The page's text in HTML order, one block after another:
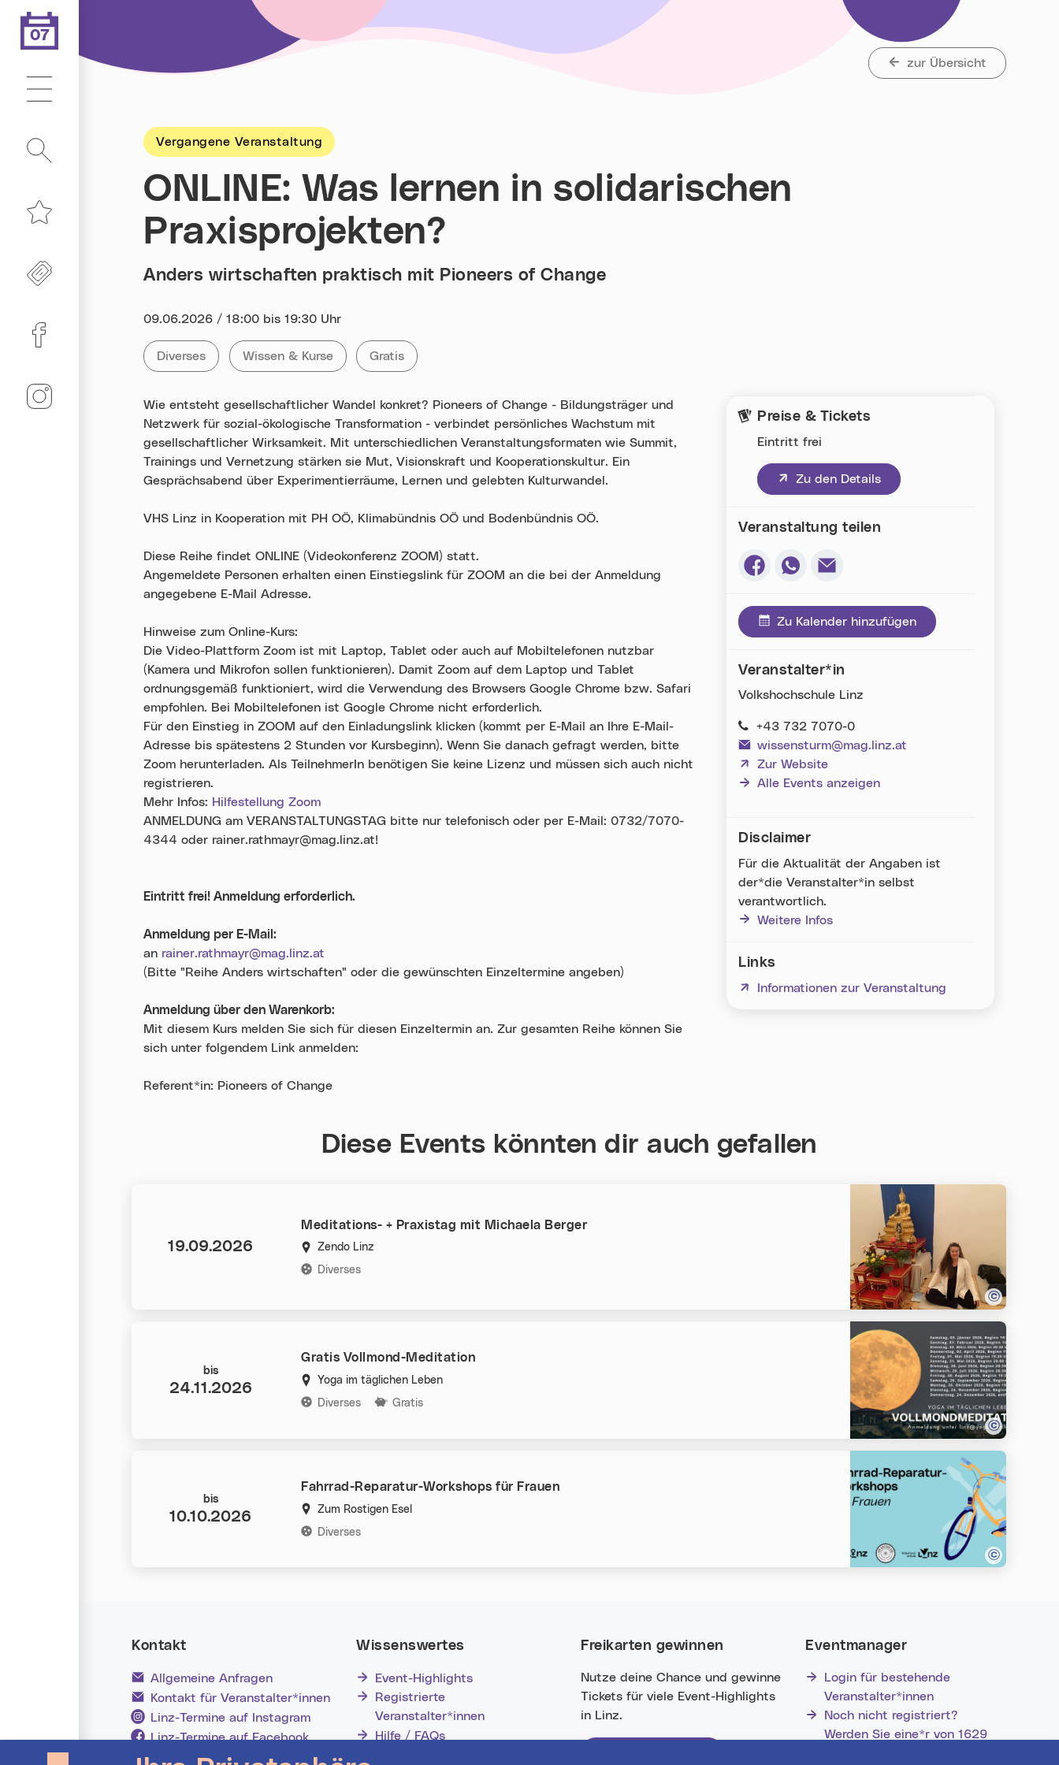
Heute ist der
07
.08.2026 zur Übersicht
Vergangene Veranstaltung
ONLINE: Was lernen in solidarischen
Praxisprojekten?
Anders wirtschaften praktisch mit Pioneers of Change
Datum:
09.06.2026 / 18:00 bis 19:30 Uhr
Kategorie:
Alle Veranstaltungen der Kategorie
Diverses Tag:Alle Veranstaltungen mit dem Tag
Wissen & Kurse Alle Veranstaltungen mit „Gratis„
Gratis
Wie entsteht gesellschaftlicher Wandel konkret? Pioneers of Change - Bildungsträger und
Netzwerk für sozial-ökologische Transformation - verbindet persönliches Wachstum mit
gesellschaftlicher Wirksamkeit. Mit unterschiedlichen Veranstaltungsformaten wie Summit,
Trainings und Vernetzung stärken sie Mut, Visionskraft und Kooperationskultur. Ein
Gesprächsabend über Experimentierräume, Lernen und gelebten Kulturwandel.
VHS Linz in Kooperation mit PH OÖ, Klimabündnis OÖ und Bodenbündnis OÖ.
Diese Reihe findet ONLINE (Videokonferenz ZOOM) statt.
Angemeldete Personen erhalten einen Einstiegslink für ZOOM an die bei der Anmeldung
angegebene E-Mail Adresse.
Hinweise zum Online-Kurs:
Die Video-Plattform Zoom ist mit Laptop, Tablet oder auch auf Mobiltelefonen nutzbar
(Kamera und Mikrofon sollen funktionieren). Damit Zoom auf dem Laptop und Tablet
ordnungsgemäß funktioniert, wird die Verwendung des Browsers Google Chrome bzw. Safari
empfohlen. Bei Mobiltelefonen ist Google Chrome nicht erforderlich.
Für den Einstieg in ZOOM auf den Einladungslink klicken (kommt per E-Mail an Ihre E-Mail-
Adresse bis spätestens 2 Stunden vor Kursbeginn). Wenn Sie danach gefragt werden, bitte
Zoom herunterladen. Als TeilnehmerIn benötigen Sie keine Lizenz und müssen sich auch nicht
registrieren.
Mehr Infos: Hilfestellung Zoom
ANMELDUNG am VERANSTALTUNGSTAG bitte nur telefonisch oder per E-Mail: 0732/7070-
4344 oder rainer.rathmayr@mag.linz.at!
Eintritt frei! Anmeldung erforderlich.
Anmeldung per E-Mail:
an rainer.rathmayr@mag.linz.at
(Bitte "Reihe Anders wirtschaften" oder die gewünschten Einzeltermine angeben)
Anmeldung über den Warenkorb:
Mit diesem Kurs melden Sie sich für diesen Einzeltermin an. Zur gesamten Reihe können Sie
sich unter folgendem Link anmelden:
Referent*in: Pioneers of Change
Preise & Tickets
Eintritt frei
Zu den Details
(neues Fenster)
Veranstaltung teilen
Zu Kalender hinzufügen
Veranstalter*in
Volkshochschule Linz
+43 732 7070-0
wissensturm@mag.linz.at
Zur Website
(neues Fenster)
Alle Events anzeigen
Disclaimer
Für die Aktualität der Angaben ist
der*die Veranstalter*in selbst
verantwortlich.
Weitere Infos
Links
Informationen zur Veranstaltung
(neues Fenster)
Diese Events könnten dir auch gefallen
Meditations- + Praxistag mit Michaela Berger
Zendo Linz
Kategorien:
Diverses
Datum:
19.09.2026
Gratis Vollmond-Meditation
Yoga im täglichen Leben
Kategorien:
Diverses Gratis
Datum:
bis
24.11.2026
Fahrrad-Reparatur-Workshops für Frauen
Zum Rostigen Esel
Kategorien:
Diverses
Datum:
bis
10.10.2026
Kontakt
Allgemeine Anfragen
Kontakt für Veranstalter*innen
Linz-Termine auf Instagram
Linz-Termine auf Facebook
Wissenswertes
Event-Highlights
Registrierte
Veranstalter*innen
Hilfe / FAQs
Freikarten gewinnen
Nutze deine Chance und gewinne
Tickets für viele Event-Highlights
in Linz.
Eventmanager
Login für bestehende
Veranstalter*innen
Noch nicht registriert?
Werden Sie eine*r von 1629